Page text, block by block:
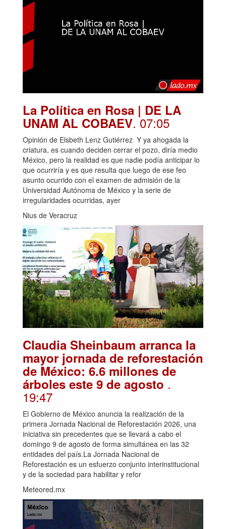
La Política en Rosa | DE LA
UNAM AL COBAEV. 07:05
Opinión de Elsbeth Lenz Gutiérrez Y ya ahogada la
criatura, es cuando deciden cerrar el pozo, diría medio
México, pero la realidad es que nadie podía anticipar lo
que ocurriría y es que resulta que luego de ese feo
asunto ocurrido con el examen de admisión de la
Universidad Autónoma de México y la serie de
irregularidades ocurridas, ayer
Nius de Veracruz
Claudia Sheinbaum arranca la
mayor jornada de reforestación
de México: 6.6 millones de
árboles este 9 de agosto .
19:47
El Gobierno de México anuncia la realización de la
primera Jornada Nacional de Reforestación 2026, una
iniciativa sin precedentes que se llevará a cabo el
domingo 9 de agosto de forma simultánea en las 32
entidades del país.La Jornada Nacional de
Reforestación es un esfuerzo conjunto interinstitucional
y de la sociedad para habilitar y refor
Meteored.mx